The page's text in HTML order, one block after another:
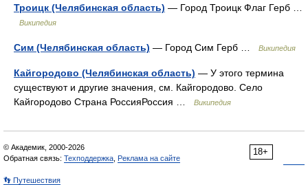
Троицк (Челябинская область) — Город Троицк Флаг Герб …
Википедия
Сим (Челябинская область) — Город Сим Герб … Википедия
Кайгородово (Челябинская область) — У этого термина
существуют и другие значения, см. Кайгородово. Село
Кайгородово Страна РоссияРоссия …
Википедия
18+
© Академик, 2000-2026
Обратная связь: Техподдержка Реклама на сайте
👣 Путешествия